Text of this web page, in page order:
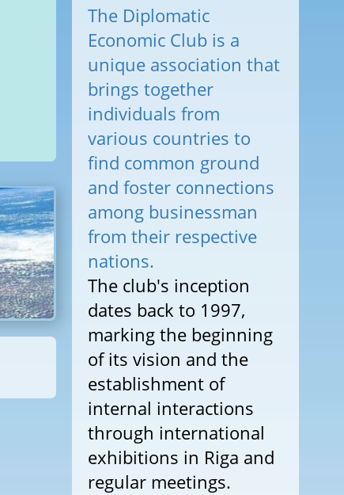
The Diplomatic
Economic Club is a
unique association that
brings together
individuals from
various countries to
find common ground
and foster connections
among businessman
from their respective
nations.
The club's inception
dates back to 1997,
marking the beginning
of its vision and the
establishment of
internal interactions
through international
exhibitions in Riga and
regular meetings.